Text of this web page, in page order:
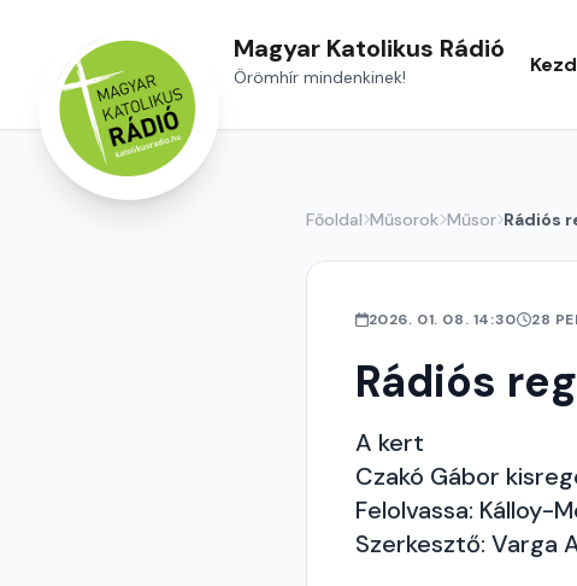
Magyar Katolikus Rádió
Örömhír mindenkinek!
Főoldal Műsorok Műsor Rádiós
2026. 01. 08. 14:30 28
Rádiós
A kert
Czakó Gábor
Felolvassa: Kálloy-
Szerkesztő: Varga